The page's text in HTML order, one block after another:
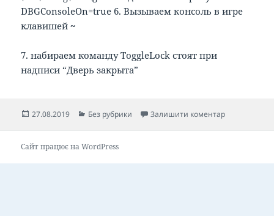
DBGConsoleOn=true 6. Вызываем консоль в игре
клавишей~
7. набираем команду ToggleLock стоят при
надписи “Дверь закрыта”
Опубліковано
27.08.2019 Категорії
Без рубрики Залишити коментардо Открыть
Сайт працює на WordPress